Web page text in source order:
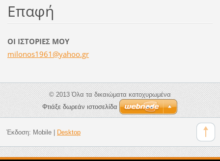
Επαφή
ΟΙ ΙΣΤΟΡΙΕΣ ΜΟΥ
milonos1961@yahoo.gr
© 2013 Όλα τα δικαιώματα κατοχυρωμένα
Φτιάξε δωρεάν ιστοσελίδα
Έκδοση: Mobile| Desktop